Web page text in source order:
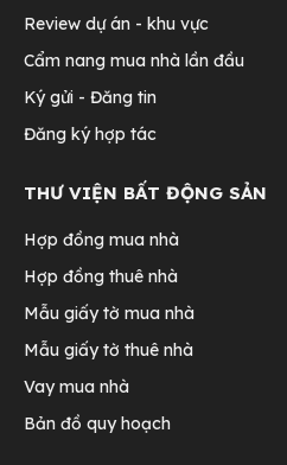
Review dự án - khu vực
Cẩm nang mua nhà lần đầu
Ký gửi - Đăng tin
Đăng ký hợp tác
THƯ VIỆN BẤT ĐỘNG SẢN
Hợp đồng mua nhà
Hợp đồng thuê nhà
Mẫu giấy tờ mua nhà
Mẫu giấy tờ thuê nhà
Vay mua nhà
Bản đồ quy hoạch